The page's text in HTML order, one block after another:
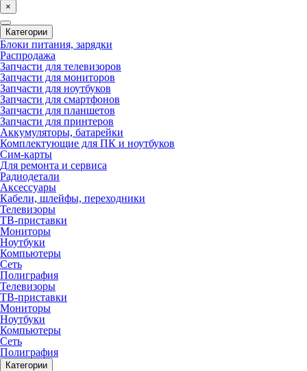
×
Категории
Блоки питания, зарядки
Распродажа
Запчасти для телевизоров
Запчасти для мониторов
Запчасти для ноутбуков
Запчасти для смартфонов
Запчасти для планшетов
Запчасти для принтеров
Аккумуляторы, батарейки
Комплектующие для ПК и ноутбуков
Сим-карты
Для ремонта и сервиса
Радиодетали
Аксессуары
Кабели, шлейфы, переходники
Телевизоры
ТВ-приставки
Мониторы
Ноутбуки
Компьютеры
Сеть
Полиграфия
Телевизоры
ТВ-приставки
Мониторы
Ноутбуки
Компьютеры
Сеть
Полиграфия
Категории